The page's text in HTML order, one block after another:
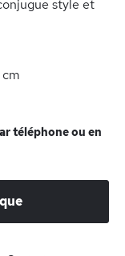
style et
téléphone ou en